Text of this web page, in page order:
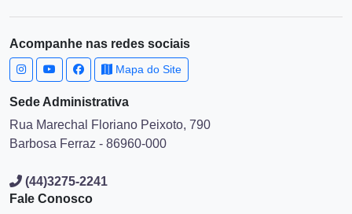
Acompanhe nas redes sociais
Mapa do Site
Sede Administrativa
Rua Marechal Floriano Peixoto, 790
Barbosa Ferraz - 86960-000
(44)3275-2241
Fale Conosco